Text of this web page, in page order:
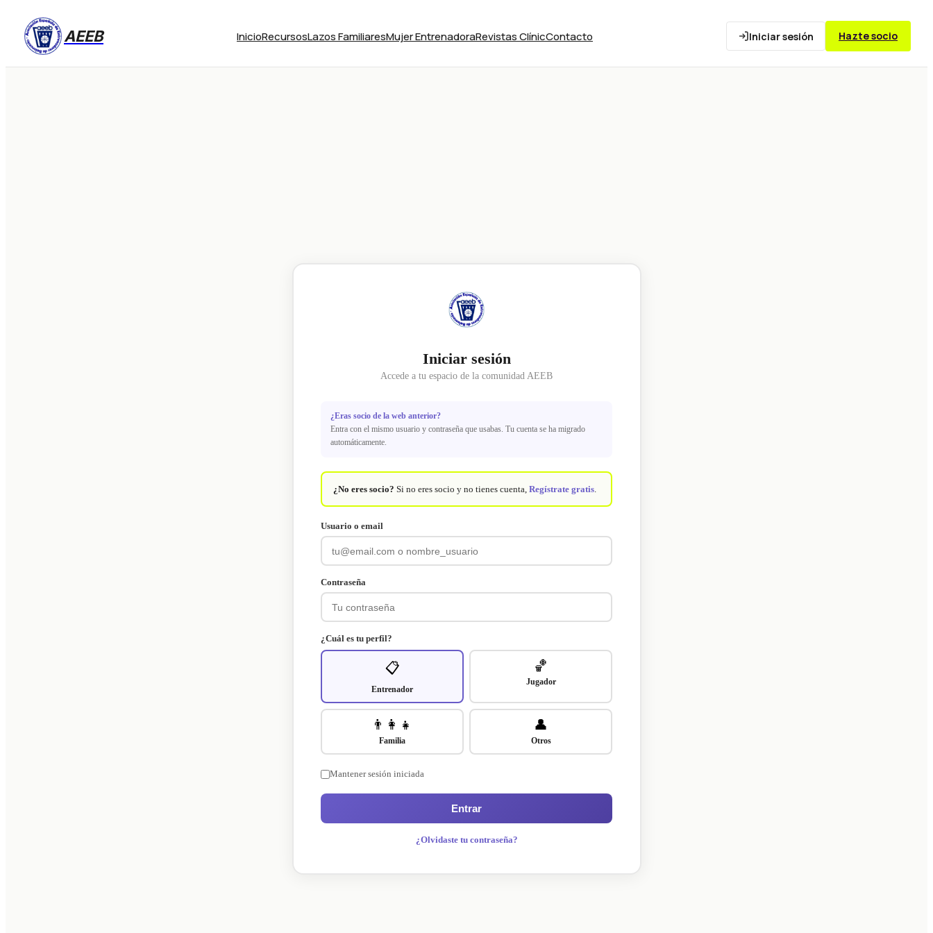
AEEB InicioRecursosLazos FamiliaresMujer EntrenadoraRevistas ClínicContacto Iniciar sesión Hazte socio
Iniciar sesión
Accede a tu espacio de la comunidad AEEB
¿Eras socio de la web anterior?
Entra con el mismo usuario y contraseña que usabas. Tu cuenta se ha migrado
automáticamente.
¿No eres socio? Si no eres socio y no tienes cuenta, Regístrate gratis.
Usuario o email
Contraseña
¿Cuál es tu perfil?
📋
Entrenador
🏀
Jugador
👨‍👩‍👧
Familia
👤
Otros
Mantener sesión iniciada
Entrar
¿Olvidaste tu contraseña?